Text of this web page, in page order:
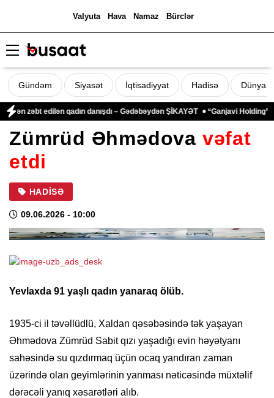
Valyuta Hava Namaz Bürclər
Gündəm Siyasət İqtisadiyyat Hadisə Dünya
zəbt edilən qadın danışdı – Gədəbəydən ŞİKAYƏT “Ganjavi Holding”
Zümrüd Əhmədova vəfat
etdi
HADISƏ
09.06.2026 - 10:00
Yevlaxda 91 yaşlı qadın yanaraq ölüb.
1935-ci il təvəllüdlü, Xaldan qəsəbəsində tək yaşayan
Əhmədova Zümrüd Sabit qızı yaşadığı evin həyətyanı
sahəsində su qızdırmaq üçün ocaq yandıran zaman
üzərində olan geyimlərinin yanması nəticəsində müxtəlif
dərəcəli yanıq xəsarətləri alıb.